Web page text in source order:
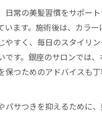
日常の美髪習慣をサポート
います。施術後は、カラー
やすく、毎日のスタイリ
です。銀座のサロンでは、
保つためのアドバイスも丁
パサつきを抑えるために